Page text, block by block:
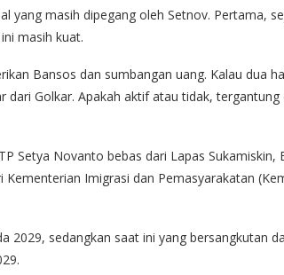
yang masih dipegang oleh Setnov. Pertama,
masih kuat.
Bansos dan sumbangan uang. Kalau dua
dari Golkar. Apakah aktif atau tidak, tergantung
Setya Novanto bebas dari Lapas Sukamiskin,
Imigrasi dan Pemasyarakatan
2029, sedangkan saat ini yang bersangkutan